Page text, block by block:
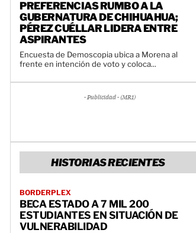
PREFERENCIAS RUMBO A LA
GUBERNATURA DE CHIHUAHUA;
PÉREZ CUÉLLAR LIDERA ENTRE
ASPIRANTES
Encuesta de Demoscopia ubica a Morena al
frente en intención de voto y coloca...
- Publicidad - (MR1)
HISTORIAS RECIENTES
BORDERPLEX
BECA ESTADO A 7 MIL 200
ESTUDIANTES EN SITUACIÓN DE
VULNERABILIDAD